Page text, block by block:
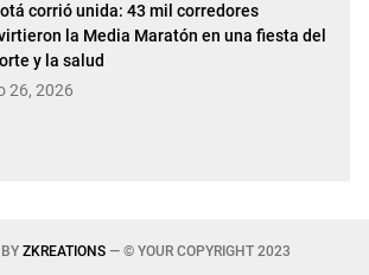
corrió unida: 43 mil corredores
la Media Maratón en una fiesta del
y la salud
26, 2026
ZKREATIONS— © YOUR COPYRIGHT 2023